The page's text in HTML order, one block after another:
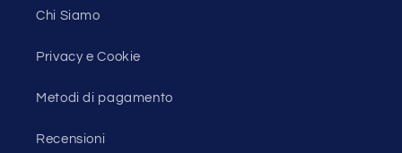
Chi Siamo
Privacy e Cookie
Metodi di pagamento
Recensioni